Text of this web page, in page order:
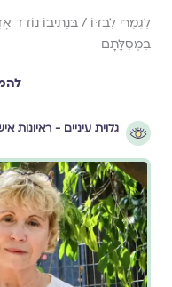
לְגַמְרֵי לְבַדּוֹ / בִּנְתִיבוֹ נוֹדֵד
בִּמְסִלָּתָם
גלוית עיניים - ראיונות